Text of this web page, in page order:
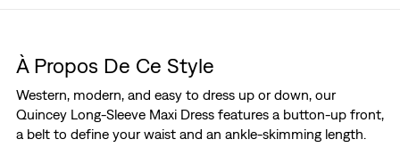
À Propos De Ce Style
Western, modern, and easy to dress up or down, our
Quincey Long-Sleeve Maxi Dress features a button-up front,
a belt to define your waist and an ankle-skimming length.